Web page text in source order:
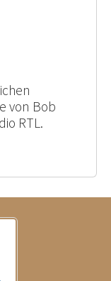
von Bob
RTL.